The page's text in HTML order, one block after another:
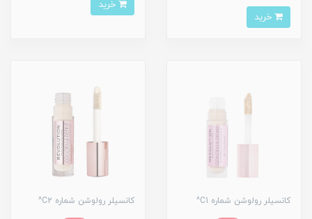
کانسیلر رولوشن شماره C1^ کانسیلر رولوشن شماره C2^